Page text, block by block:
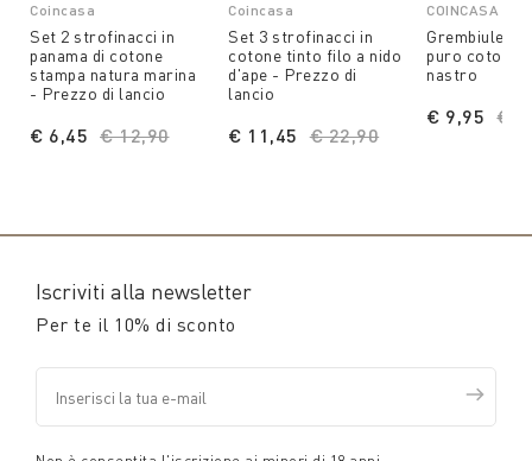
Coincasa
Set 2 strofinacci in
panama di cotone
stampa natura marina
- Prezzo di lancio
Price reduced from
€ 12,90to
€ 6,45
Coincasa
Set 3 strofinacci in
cotone tinto filo a nido
d'ape - Prezzo di
lancio
Price reduced from
€ 22,90
€ 11,45
COINCASA
Grembiule da
puro cotone
nastro
€
€ 9,95
Iscriviti alla newsletter
Per te il 10% di sconto